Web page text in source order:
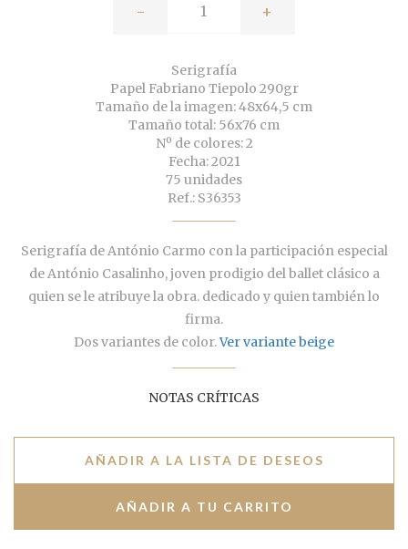
- +
Serigrafía
Papel Fabriano Tiepolo 290gr
Tamaño de la imagen: 48x64,5 cm
Tamaño total: 56x76 cm
Nº de colores: 2
Fecha: 2021
75 unidades
Ref.: S36353
Serigrafía de António Carmo con la participación especial
de António Casalinho, joven prodigio del ballet clásico a
quien se le atribuye la obra. dedicado y quien también lo
firma.
Dos variantes de color.Ver variante beige
NOTAS CRÍTICAS
AÑADIR A LA LISTA DE DESEOS